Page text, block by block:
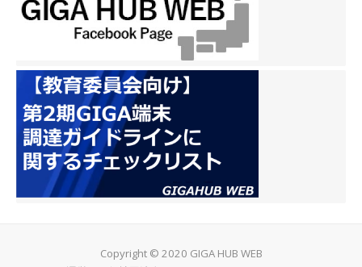
Copyright © 2020 GIGA HUB WEB